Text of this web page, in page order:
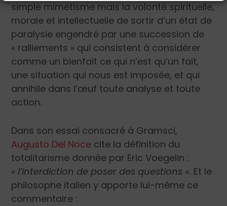
simple mimétisme mais la volonté spirituelle,
morale et intellectuelle de sortir d’un état de
paralysie engendré par une succession de
« ralliements » qui consistent à considérer
comme un bienfait ce qui n’est qu’un fait,
une situation qui nous est imposée, et qui
annihile dans l’œuf toute analyse et toute
action.
Dans son essai consacré à Gramsci,
Augusto Del Noce cite la définition du
totalitarisme donnée par Eric Voegelin :
« l’interdiction de poser des questions ». Et le
philosophe italien y apporte lui-même ce
commentaire :